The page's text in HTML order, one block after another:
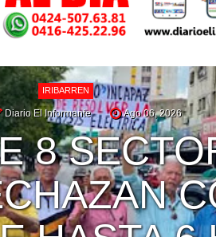
AVISOS LEGALES
Diario El Informante Ago 06, 2026